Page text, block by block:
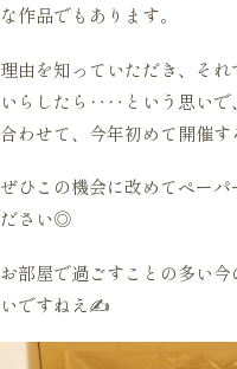
な作品でもあります。
理由を知っていただき、そ
いらしたら‥‥という思いで
合わせて、今年初めて開催す
ぜひこの機会に改めてペー
ださい◎
お部屋で過ごすことの多い
いですねえ✍️